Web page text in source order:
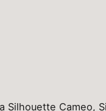
Cameo,